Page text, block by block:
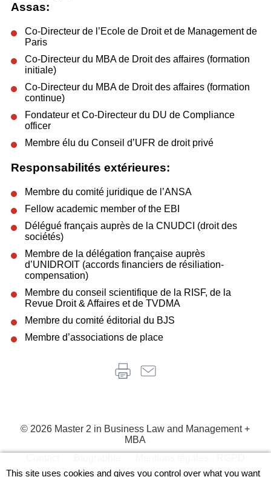
Assas:
Co-Directeur de l’Ecole de Droit et de Management de
Paris
Co-Directeur du MBA de Droit des affaires (formation
initiale)
Co-Directeur du MBA de Droit des affaires (formation
continue)
Fondateur et Co-Directeur du DU de Compliance
officer
Membre élu du Conseil d’UFR de droit privé
Responsabilités extérieures:
Membre du comité juridique de l’ANSA
Fellow academic member of the EBI
Délégué français auprès de la CNUDCI (droit des
sociétés)
Membre de la délégation française auprès
d’UNIDROIT (accords financiers de résiliation-
compensation)
Membre du conseil scientifique de la RISF, de la
Revue Droit & Affaires et de TVDMA
Membre du comité éditorial du BJS
Membre d’associations de place
© 2026 Master 2 in Business Law and Management +
MBA
Menu
This site uses cookies and gives you control over what you want